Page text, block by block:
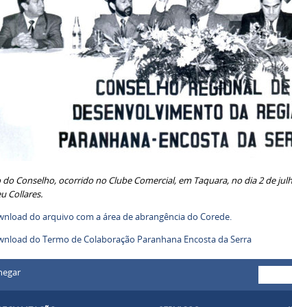
Conselho, ocorrido no Clube Comercial, em Taquara, no dia 2 de
Collares.
do arquivo com a área de abrangência do Corede.
do Termo de Colaboração Paranhana Encosta da Serra